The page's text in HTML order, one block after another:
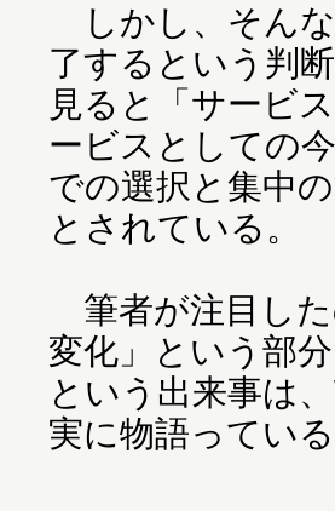
しかし、そん
了するという判
見ると「サービ
ービスとしての
での選択と集中
とされている。
筆者が注目した
変化」という部
という出来事は
実に物語ってい